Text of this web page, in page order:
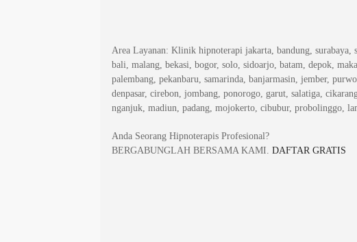
Area Layanan: Klinik hipnoterapi jakarta, bandung, surabaya,
bali, malang, bekasi, bogor, solo, sidoarjo, batam, depok,
palembang, pekanbaru, samarinda, banjarmasin, jember,
denpasar, cirebon, jombang, ponorogo, garut, salatiga,
nganjuk, madiun, padang, mojokerto, cibubur, probolinggo,
Anda Seorang Hipnoterapis Profesional?
BERGABUNGLAH BERSAMA KAMI. DAFTAR GRATIS